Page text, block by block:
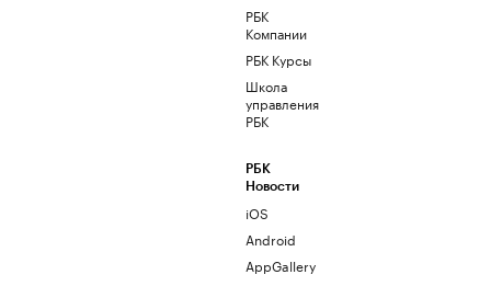
РБК
Компании
РБК Курсы
Школа
управления
РБК
РБК
Новости
iOS
Android
AppGallery